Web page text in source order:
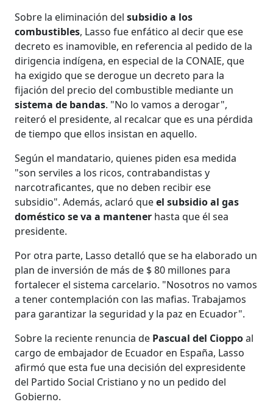
Sobre la eliminación delsubsidio a los
combustibles, Lasso fue enfático al decir que ese
decreto es inamovible, en referencia al pedido de la
dirigencia indígena, en especial de la CONAIE, que
ha exigido que se derogue un decreto para la
fijación del precio del combustible mediante un
sistema de bandas. "No lo vamos a derogar",
reiteró el presidente, al recalcar que es una pérdida
de tiempo que ellos insistan en aquello.
Según el mandatario, quienes piden esa medida
"son serviles a los ricos, contrabandistas y
narcotraficantes, que no deben recibir ese
subsidio". Además, aclaró queel subsidio al gas
doméstico se va a mantener hasta que él sea
presidente.
Por otra parte, Lasso detalló que se ha elaborado un
plan de inversión de más de $ 80 millones para
fortalecer el sistema carcelario. "Nosotros no vamos
a tener contemplación con las mafias. Trabajamos
para garantizar la seguridad y la paz en Ecuador".
Sobre la reciente renuncia de Pascual del Cioppoal
cargo de embajador de Ecuador en España, Lasso
afirmó que esta fue una decisión del expresidente
del Partido Social Cristiano y no un pedido del
Gobierno.